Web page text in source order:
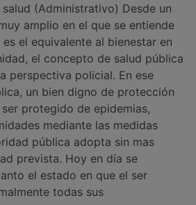
(Administrativo) Desde un
amplio en el que se entiende
el equivalente al bienestar en
el concepto de salud pública
perspectiva policial. En ese
un bien digno de protección
protegido de epidemias,
mediante las medidas
pública adopta sin mas
prevista. Hoy en día se
el estado en que el ser
todas sus